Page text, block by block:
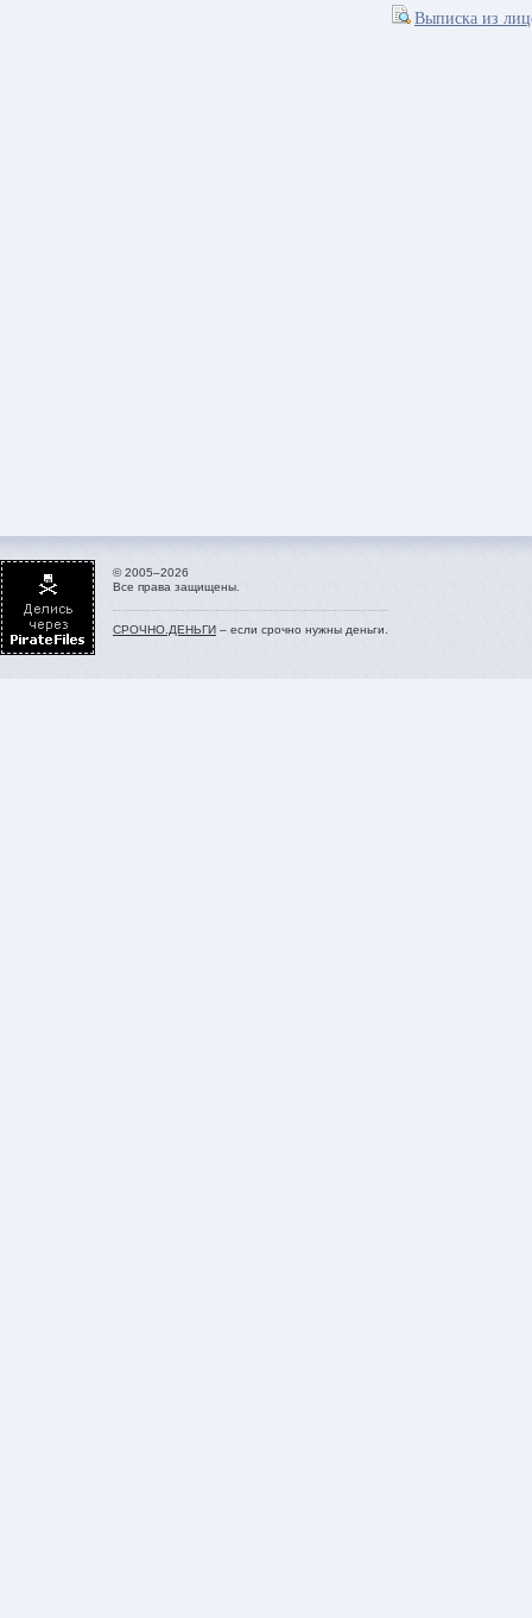
Выписка из
© 2005–2026
Все права защищены.
СРОЧНО.ДЕНЬГИ – если срочно нужны деньги.